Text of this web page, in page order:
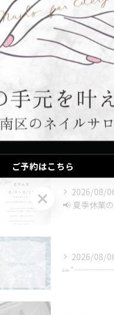
シンプル
モテカワ
子連れ
マグネット
2026/08/
📢 夏季休業
2026/08/
ご予約はこちら
ご予約はこちら